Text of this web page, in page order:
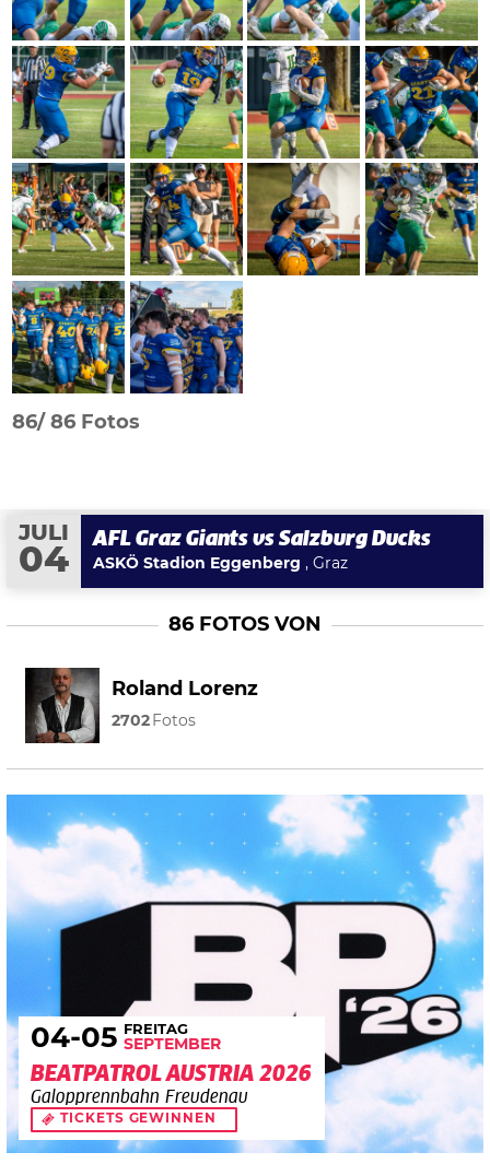
86/86 Fotos
JULI
04
AFL Graz Giants vs Salzburg Ducks
ASKÖ Stadion Eggenberg , Graz
86 FOTOS VON
Roland Lorenz
2702 Fotos
04-05 FREITAG
SEPTEMBER
BEATPATROL AUSTRIA 2026
Galopprennbahn Freudenau
TICKETS GEWINNEN